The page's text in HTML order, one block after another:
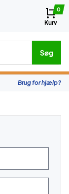
0
Kurv
Søg
Brug for hjælp?